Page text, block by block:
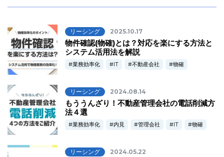
リーシング 2025.10.17
物件確認(物確)とは？対応を楽にする方法と
システム活用法を解説
業務効率化 IT 不動産会社 物確
リーシング 2024.08.14
もううんざり！不動産管理会社の電話削減方
法４選
業務効率化 内見 管理会社 IT 物確
リーシング 2024.05.22